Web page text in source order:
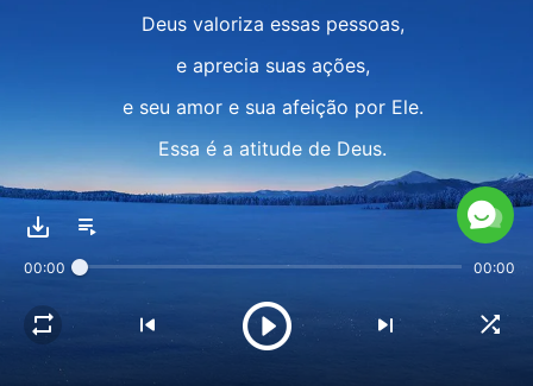
Deus valoriza essas pessoas,
e aprecia suas ações,
e seu amor e sua afeição por Ele.
Essa é a atitude de Deus.
Para Deus, não importa se uma pessoa
é grande ou insignificante,
desde que O possa ouvir,
submeta-se a Suas instruções e comissão,
00:00 00:00